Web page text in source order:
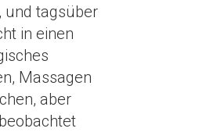
und tagsüber
in einen
Massagen
aber